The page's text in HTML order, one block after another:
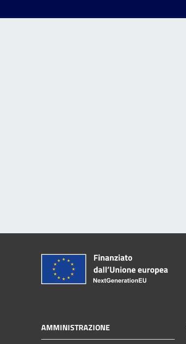
AMMINISTRAZIONE